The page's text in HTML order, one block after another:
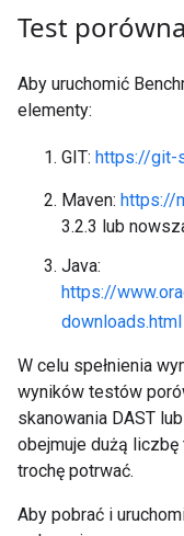
Test
Aby uruchomić
elementy:
GIT: https://git-
Maven: https://
3.2.3 lub
Java:
https://
downloads.html
W celu spełnienia
wyników testów
skanowania DAST
obejmuje dużą
trochę potrwać.
Aby pobrać i